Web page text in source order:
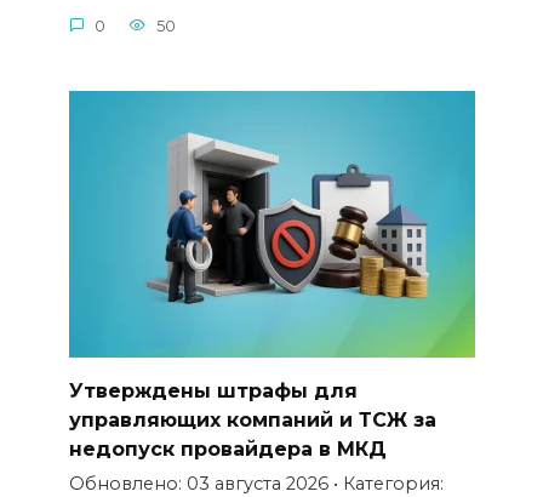
0 50
Утверждены штрафы для
управляющих компаний и ТСЖ за
недопуск провайдера в МКД
Обновлено: 03 августа 2026 • Категория: